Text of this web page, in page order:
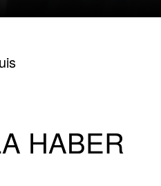
HABER